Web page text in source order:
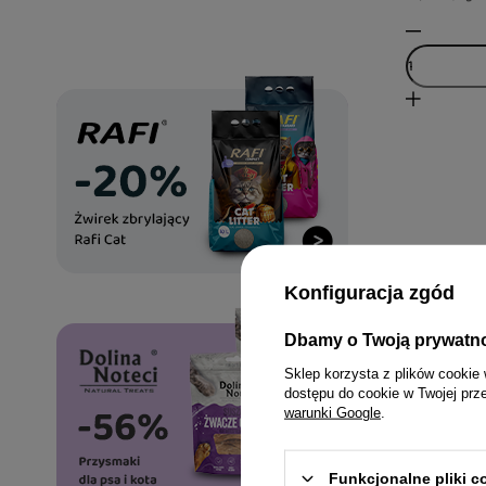
Jak
Wybór
jakości
Konfiguracja zgód
Dbamy o Twoją
Sklep korzysta z plików cookie
dostępu do cookie w Twojej
warunki Google
Funkcjonalne pliki